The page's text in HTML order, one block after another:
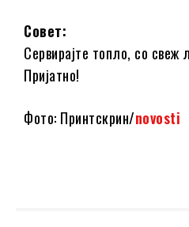
Совет:
Сервирајте топло, со
Пријатно!
Фото: Принтскрин/novosti